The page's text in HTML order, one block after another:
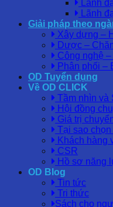
Lãnh
Lãnh
Giải pháp theo
Xây dựng –
Dược –
Công nghệ
Phân phối –
OD Tuyển dụng
Về OD CLICK
Tầm nhìn và
Hội đồng
Giá trị
Tại sao
Khách hàng
CSR
Hồ sơ năng
OD Blog
Tin tức
Tri thức
Sách cho